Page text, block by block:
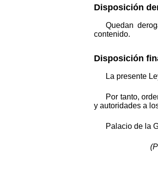
Disposición
Quedan
contenido.
Disposición
La presente
Por tanto,
y autoridades a
Palacio de la